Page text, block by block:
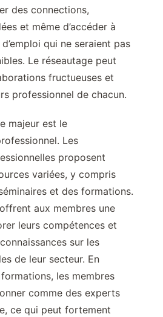
des connections,
et même d’accéder à
qui ne seraient pas
Le réseautage peut
fructueuses et
professionnel de chacun.
majeur est le
Les
proposent
variées, y compris
et des formations.
aux membres une
leurs compétences et
sur les
de leur secteur. En
les membres
comme des experts
ce qui peut fortement